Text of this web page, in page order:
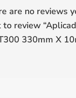
are no reviews
review “
330mm X